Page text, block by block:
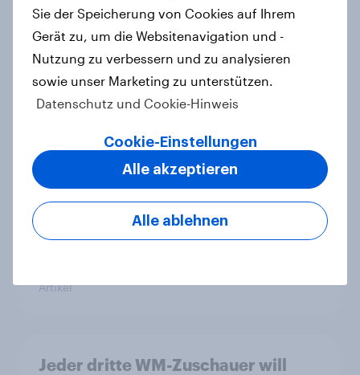
Artikel
Beste Familien-Marken 2026: dm
siegt als sympathischstes
Artikel
Der Klimawandel rückt für
Deutsche in den Hintergrund – trotz
Artikel
Jeder dritte WM-Zuschauer will
Sie der Speicherung von Cookies auf Ihrem
Gerät zu, um die Websitenavigation und -
Nutzung zu verbessern und zu analysieren
sowie unser Marketing zu unterstützen.
Datenschutz und Cookie-Hinweis
Cookie-Einstellungen
Alle ablehnen
Alle akzeptieren